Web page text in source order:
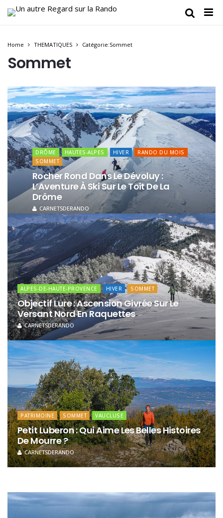
Home THEMATIQUES Catégorie:Sommet
Sommet
DRÔME HAUTES-ALPES HIVER
RANDO DU MOIS
SOMMET
Rocher Rond Dans Le Dévoluy :
L’Aventure À Ski Sur Le Toit De La
Drôme
CARNETSDERANDO
ALPES-DE-HAUTE-PROVENCE HIVER SOMMET
Objectif Lure : Ascension Givrée Sur Le
Versant Nord En Raquettes
CARNETSDERANDO
PATRIMOINE SOMMET VAUCLUSE
Petit Luberon : Qui Aime Les Belles Histoires
De Mourre ?
CARNETSDERANDO